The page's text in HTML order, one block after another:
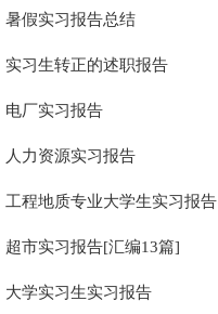
暑假实习报告总结
实习生转正的述职报告
电厂实习报告
人力资源实习报告
工程地质专业大学生实习报告
超市实习报告[汇编13篇]
大学实习生实习报告